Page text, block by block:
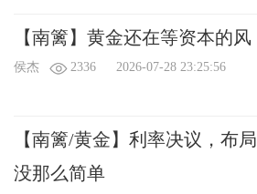
【南篱】黄金还在等资本的风
侯杰 2336 2026-07-28 23:25:56
【南篱/黄金】利率决议，布局
没那么简单